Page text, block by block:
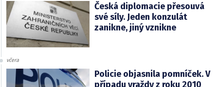
Česká diplomacie přesouvá
své síly. Jeden konzulát
zanikne, jiný vznikne
včera
Policie objasnila pomníček. V
případu vraždy z roku 2010